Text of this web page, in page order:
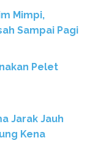
Mimpi,
Sampai Pagi
Pelet
Jarak Jauh
Kena